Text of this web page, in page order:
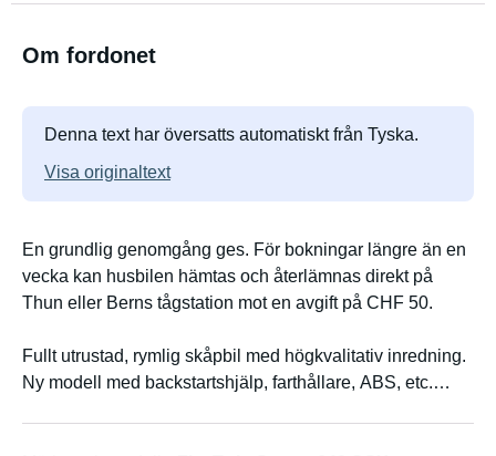
Om fordonet
Denna text har översatts automatiskt från Tyska.
Visa originaltext
En grundlig genomgång ges. För bokningar längre än en
vecka kan husbilen hämtas och återlämnas direkt på
Thun eller Berns tågstation mot en avgift på CHF 50.
Fullt utrustad, rymlig skåpbil med högkvalitativ inredning.
Ny modell med backstartshjälp, farthållare, ABS, etc.